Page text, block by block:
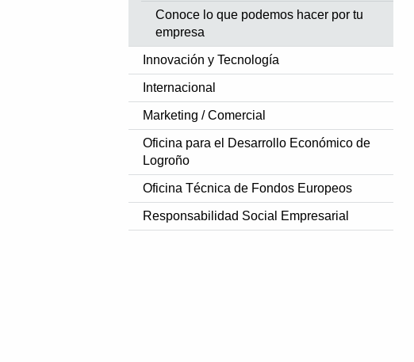
Conoce lo que podemos hacer por tu
empresa
Innovación y Tecnología
Internacional
Marketing / Comercial
Oficina para el Desarrollo Económico de
Logroño
Oficina Técnica de Fondos Europeos
Responsabilidad Social Empresarial